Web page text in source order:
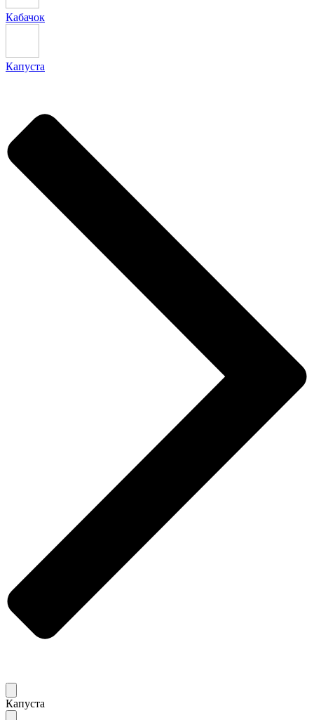
Кабачок
Капуста
Капуста